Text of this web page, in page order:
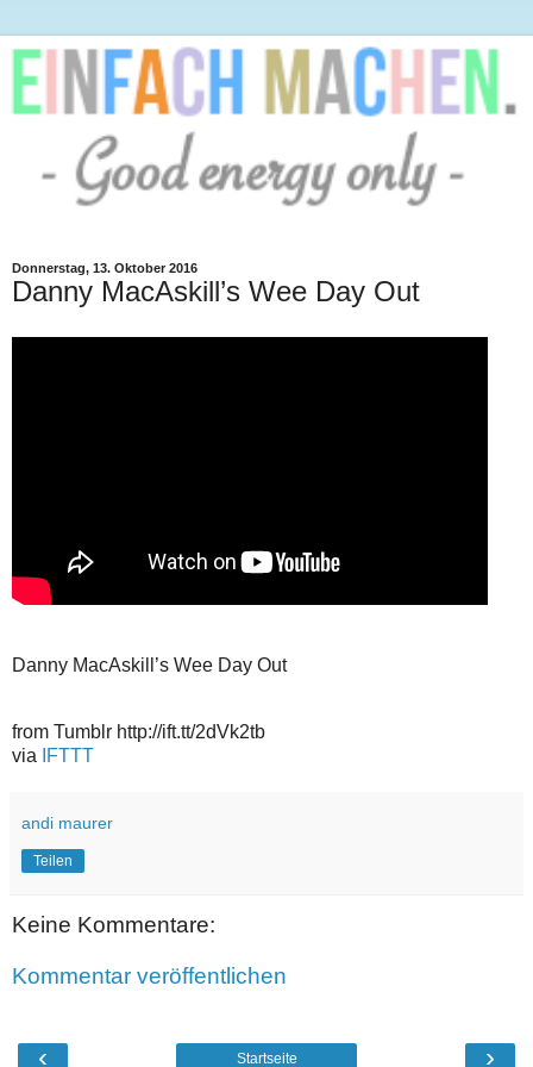
Donnerstag, 13. Oktober 2016
Danny MacAskill’s Wee Day Out
Danny MacAskill’s Wee Day Out
from Tumblr http://ift.tt/2dVk2tb
via
IFTTT
andi maurer
Teilen
Keine Kommentare:
Kommentar veröffentlichen
‹ ›
Startseite